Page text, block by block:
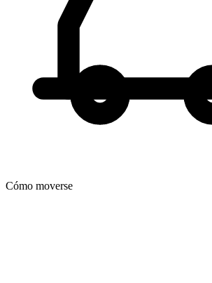
Cómo moverse